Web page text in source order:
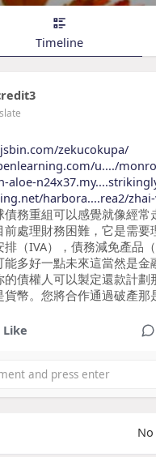
Timeline
zekucokupa/
u..../
aloe-
harbora....rea2/
債務重組可以感覺就像經
前處理財務困難，它是需
（IVA），債務減免產品
能多好一點未來這當然是
的債權人可以製定還款計
貨幣。您將合作通過破產
Like